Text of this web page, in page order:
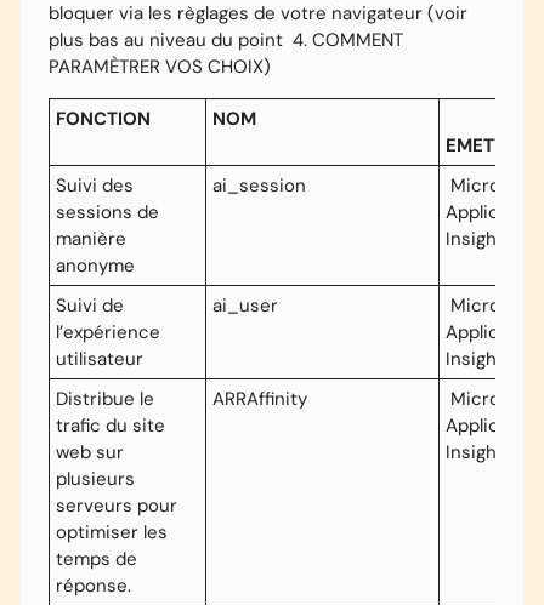
bloquer via les règlages de votre navigateur (voir
plus bas au niveau du point 4. COMMENT
PARAMÈTRER VOS CHOIX)
FONCTION
NOM
EMETTEUR
Suivi des
sessions de
manière
anonyme
ai_session
Microsoft
Application
Insights
Suivi de
l’expérience
utilisateur
ai_user
Microsoft
Application
Insights
Distribue le
trafic du site
web sur
plusieurs
serveurs pour
optimiser les
temps de
réponse.
ARRAffinity
Microsoft
Application
Insights